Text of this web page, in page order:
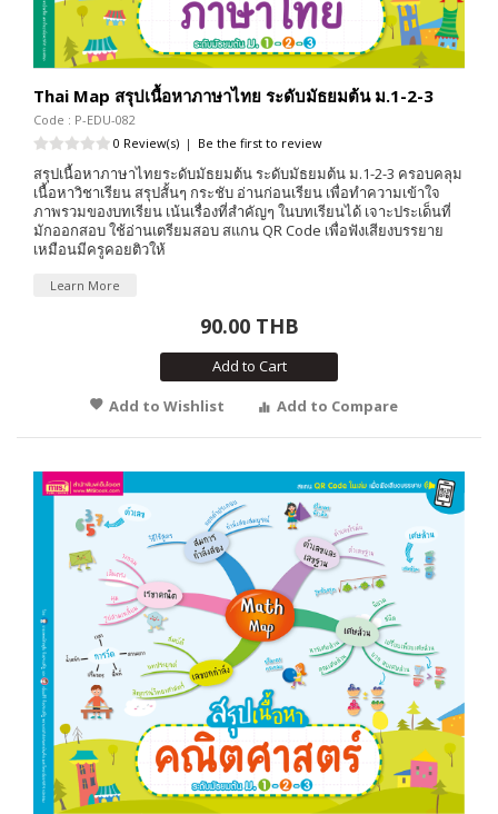
Thai Map สรุปเนื้อหาภาษาไทย ระดับมัธยมต้น ม.1-2-3
Code : P-EDU-082
0 Review(s) | Be the first to review
สรุปเนื้อหาภาษาไทยระดับมัธยมต้น ระดับมัธยมต้น ม.1-2-3 ครอบคลุม
เนื้อหาวิชาเรียน สรุปสั้นๆ กระชับ อ่านก่อนเรียน เพื่อทำความเข้าใจ
ภาพรวมของบทเรียน เน้นเรื่องที่สำคัญๆ ในบทเรียนได้ เจาะประเด็นที่
มักออกสอบ ใช้อ่านเตรียมสอบ สแกน QR Code เพื่อฟังเสียงบรรยาย
เหมือนมีครูคอยติวให้
Learn More
90.00 THB
Add to Cart
Add to Wishlist
Add to Compare